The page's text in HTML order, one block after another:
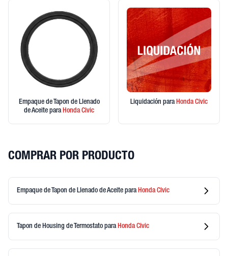
Empaque de Tapon de Llenado
de Aceite paraHondaCivic
Liquidación paraHondaCivic
COMPRAR POR PRODUCTO
Empaque de Tapon de Llenado de Aceite para HondaCivic
Tapon de Housing de Termostato para HondaCivic